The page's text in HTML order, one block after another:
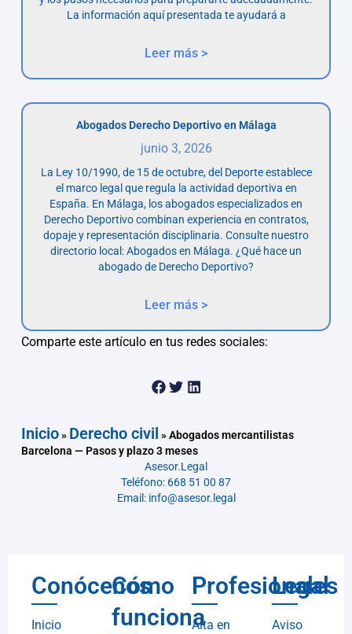
La información aquí presentada te ayudará a
Leer más >
Abogados Derecho Deportivo en Málaga
junio 3, 2026
La Ley 10/1990, de 15 de octubre, del Deporte establece
el marco legal que regula la actividad deportiva en
España. En Málaga, los abogados especializados en
Derecho Deportivo combinan experiencia en contratos,
dopaje y representación disciplinaria. Consulte nuestro
directorio local: Abogados en Málaga. ¿Qué hace un
abogado de Derecho Deportivo?
Leer más >
Comparte este artículo en tus redes sociales:
Inicio» Derecho civil »Abogados mercantilistas
Barcelona — Pasos y plazo 3 meses
Asesor.Legal
Teléfono: 668 51 00 87
Email: info@asesor.legal
Conócenos
Inicio
Cómo
funciona
Profesionales
Alta en
Legal
Aviso